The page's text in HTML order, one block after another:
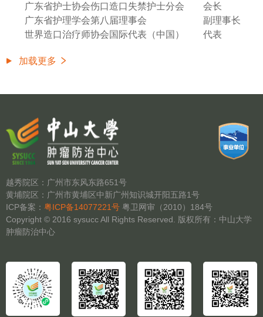
广东省护士协会伤口造口失禁护士分会 会长
广东省护理学会第八届理事会 副理事长
世界造口治疗师协会国际代表（中国） 代表
加载更多
越秀院区：广州市东风东路651号
黄埔院区：广州市黄埔区中新广州知识城开阳五路1号
ICP备案： 粤ICP备14077221号 粤卫网审（2010）184号
Copyright © 2016 sysucc All Rights Reserved. 版权所有：中山大学
肿瘤防治中心